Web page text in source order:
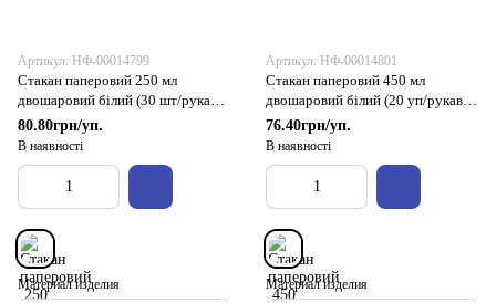
Артикул: НФ-00014799
Стакан паперовий 250 мл
двошаровий білий (30 шт/рукав,
28 рукав/ящ)
80.80грн/уп.
В наявності
Материал изделия
Артикул: НФ-00014801
Стакан паперовий 450 мл
двошаровий білий (20 уп/рукав,
24 рукав/ящ)
76.40грн/уп.
В наявності
Материал изделия